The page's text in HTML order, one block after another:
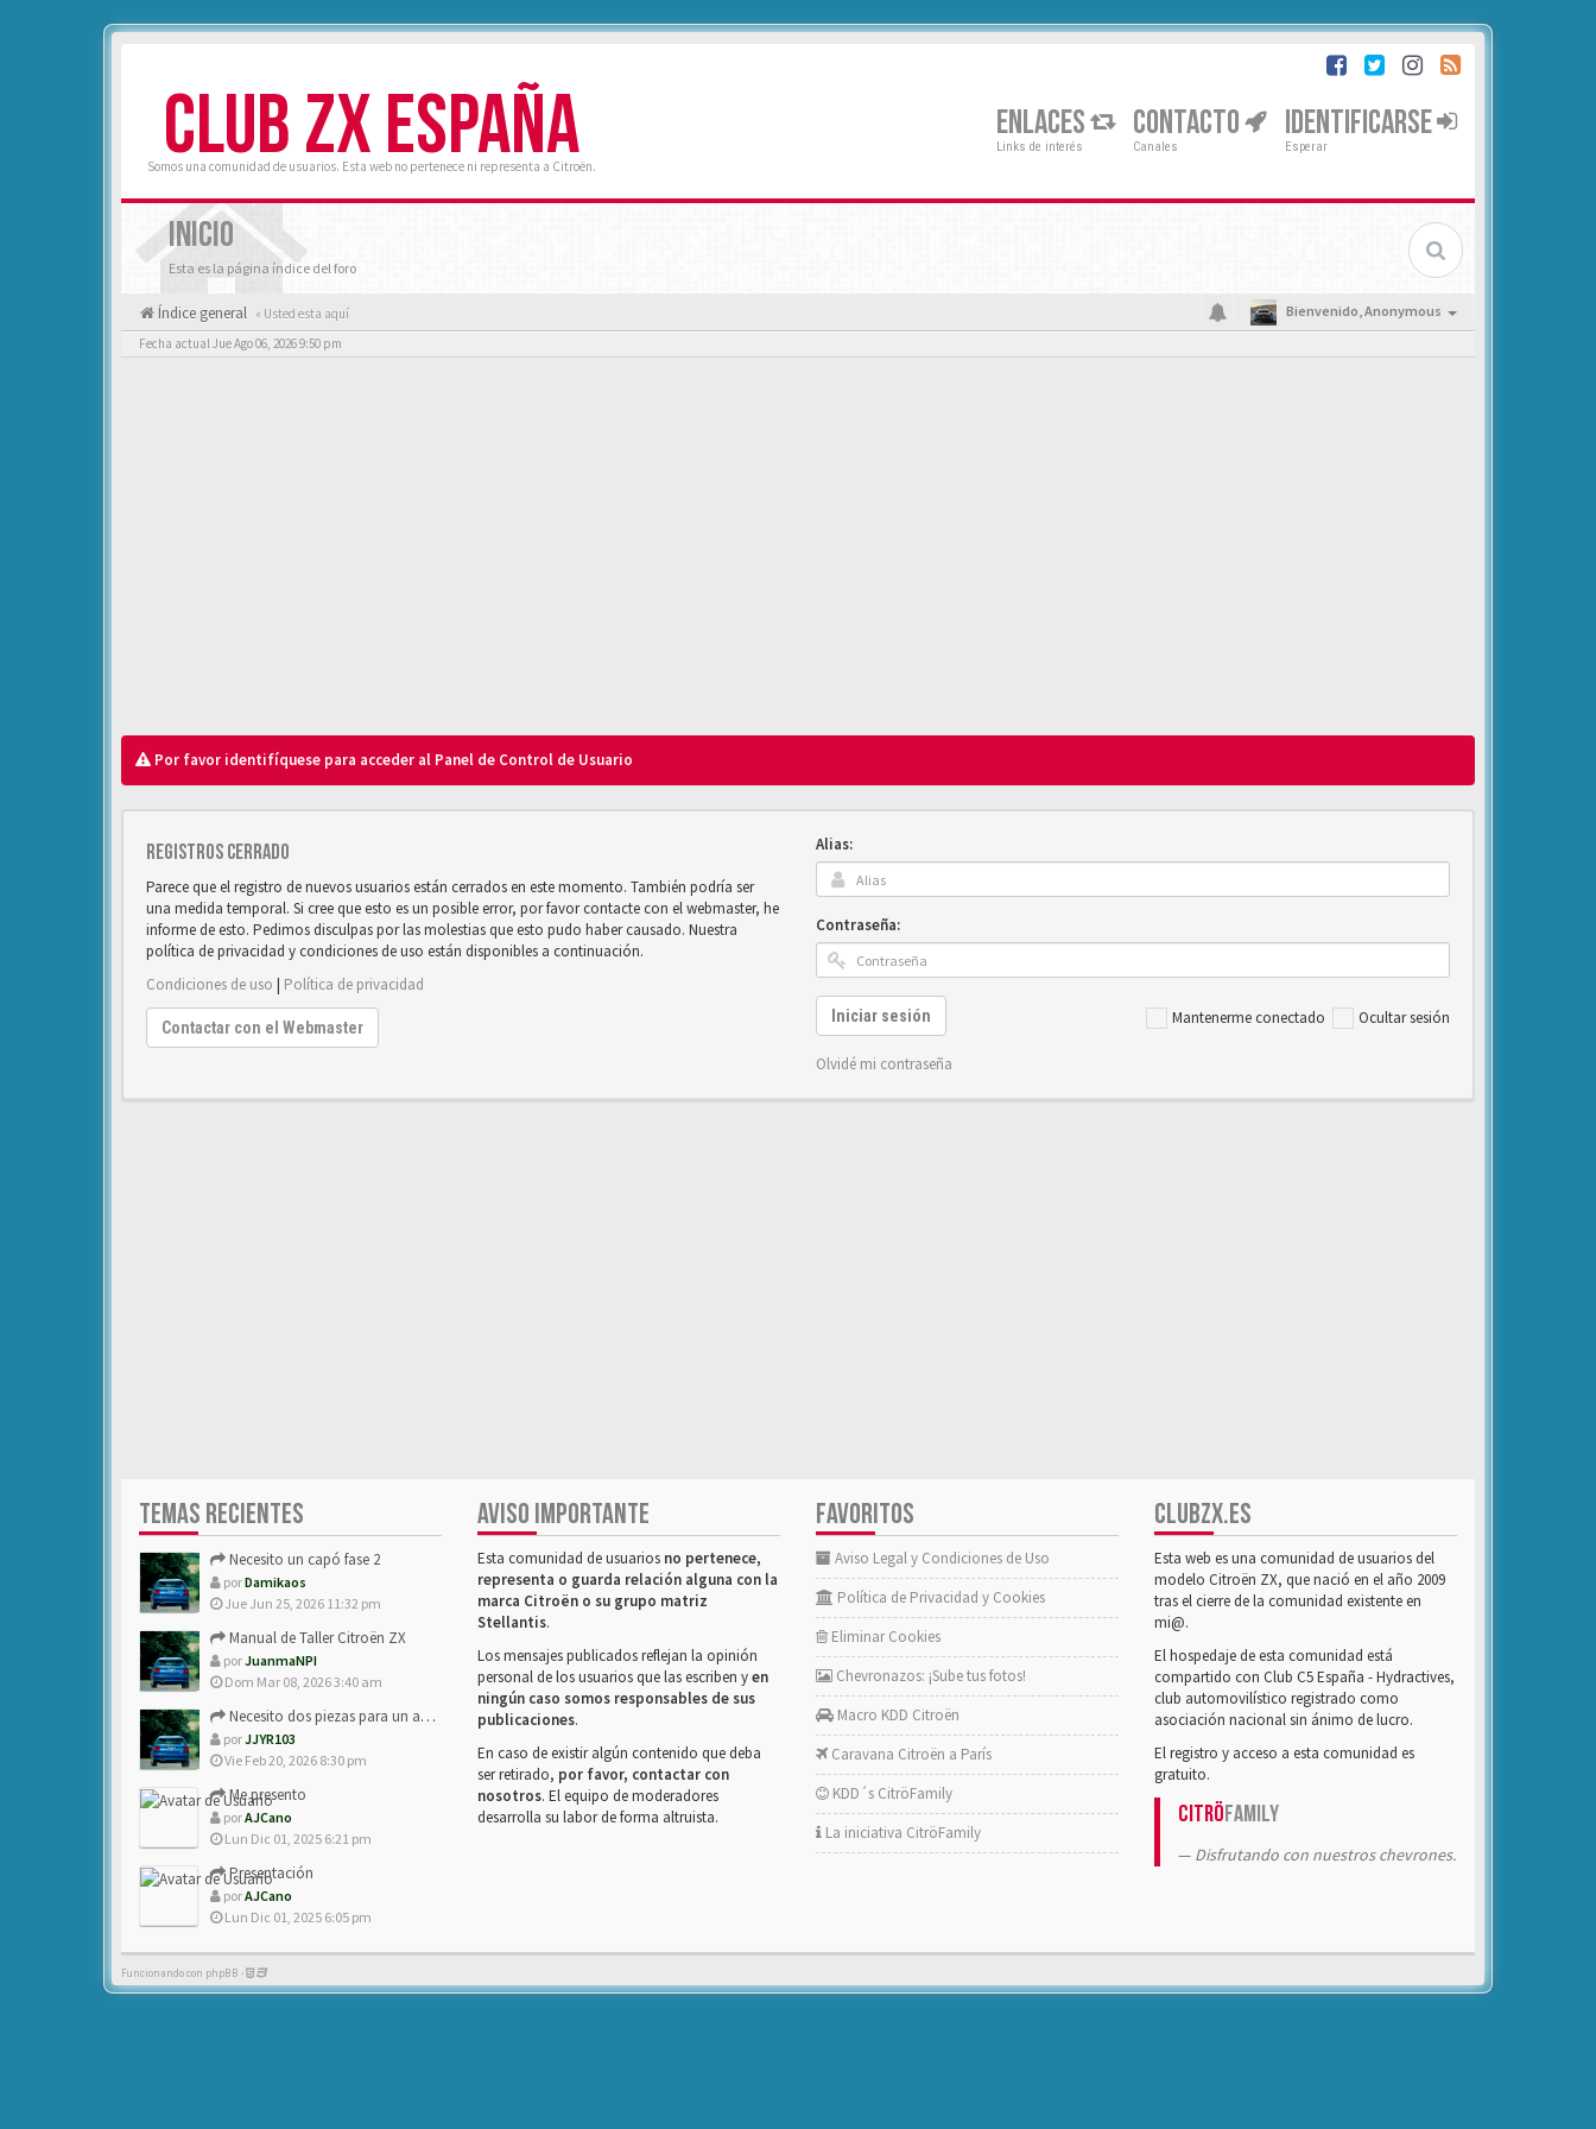
CLUB ZX ESPAÑA
Somos una comunidad de usuarios. Esta web no pertenece ni representa a Citroën.
ENLACES
Links de interés
CONTACTO
Canales
IDENTIFICARSE
Esperar
INICIO
Esta es la página índice del foro
Índice general « Usted esta aquí Bienvenido,Anonymous
Fecha actual Jue Ago 06, 2026 9:50 pm
Por favor identifíquese para acceder al Panel de Control de Usuario
Registros cerrado
Parece que el registro de nuevos usuarios están cerrados en este momento. También podría ser
una medida temporal. Si cree que esto es un posible error, por favor contacte con el webmaster, he
informe de esto. Pedimos disculpas por las molestias que esto pudo haber causado. Nuestra
política de privacidad y condiciones de uso están disponibles a continuación.
Condiciones de uso | Política de privacidad
Contactar con el Webmaster
Alias:
Contraseña:
Mantenerme conectado Ocultar sesión
Iniciar sesión
Olvidé mi contraseña
TEMAS RECIENTES
Necesito un capó fase 2
porDamikaos
Jue Jun 25, 2026 11:32 pm
Manual de Taller Citroën ZX
porJuanmaNPI
Dom Mar 08, 2026 3:40 am
Necesito dos piezas para un amigo con ZX.
porJJYR103
Vie Feb 20, 2026 8:30 pm
Me presento
porAJCano
Lun Dic 01, 2025 6:21 pm
Presentación
porAJCano
Lun Dic 01, 2025 6:05 pm
AVISO IMPORTANTE
Esta comunidad de usuarios no pertenece,
representa o guarda relación alguna con la
marca Citroën o su grupo matriz
Stellantis.
Los mensajes publicados reflejan la opinión
personal de los usuarios que las escriben yen
ningún caso somos responsables de sus
publicaciones.
En caso de existir algún contenido que deba
ser retirado, por favor, contactar con
nosotros. El equipo de moderadores
desarrolla su labor de forma altruista.
FAVORITOS
Aviso Legal y Condiciones de Uso
Política de Privacidad y Cookies
Eliminar Cookies
Chevronazos: ¡Sube tus fotos!
Macro KDD Citroën
Caravana Citroën a París
KDD´s CitröFamily
La iniciativa CitröFamily
CLUBZX.ES
Esta web es una comunidad de usuarios del
modelo Citroën ZX, que nació en el año 2009
tras el cierre de la comunidad existente en
mi@.
El hospedaje de esta comunidad está
compartido con Club C5 España - Hydractives,
club automovilístico registrado como
asociación nacional sin ánimo de lucro.
El registro y acceso a esta comunidad es
gratuito.
CitröFamily
Disfrutando con nuestros chevrones.
Funcionando con phpBB -